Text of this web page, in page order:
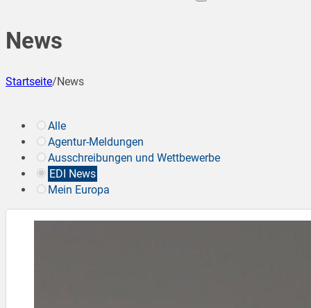
News
Startseite/News
Alle
Agentur-Meldungen
Ausschreibungen und Wettbewerbe
EDI News
Mein Europa